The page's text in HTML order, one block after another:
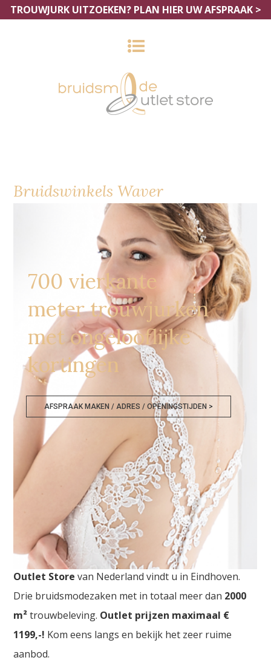
TROUWJURK UITZOEKEN? PLAN HIER UW AFSPRAAK >
Bruidswinkels Waver
700 vierkante
meter trouwjurken
met ongelooflijke
kortingen
AFSPRAAK MAKEN / ADRES / OPENINGSTIJDEN >
Bruidswinkels Waver
Bruidswinkels Waver. Degrootste Trouwjurken
Outlet Store van Nederland vindt u in Eindhoven.
Drie bruidsmodezaken met in totaal meer dan 2000
m²trouwbeleving. Outlet prijzen maximaal €
1199,-! Kom eens langs en bekijk het zeer ruime
aanbod.